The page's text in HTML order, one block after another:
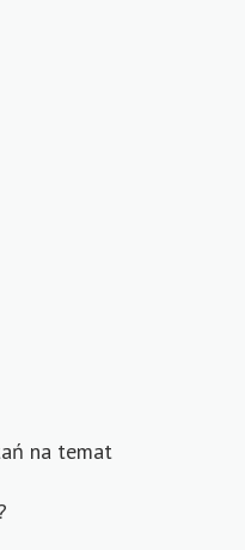
na temat